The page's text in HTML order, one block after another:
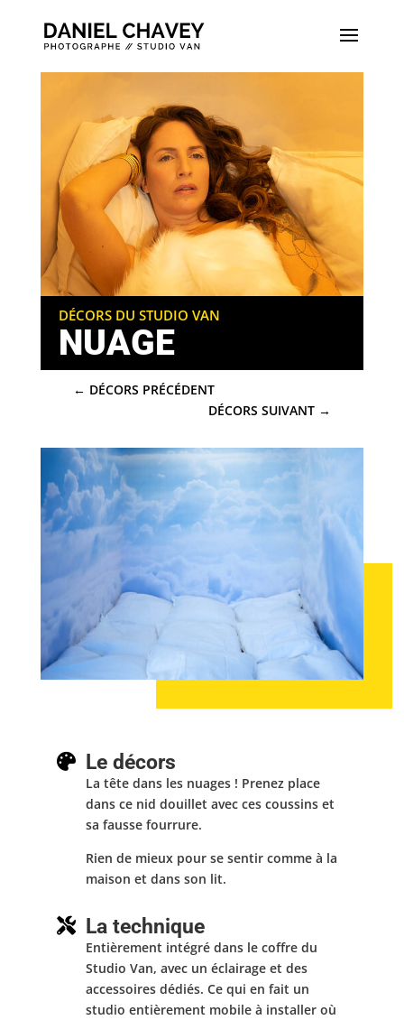
DÉCORS DU STUDIO VAN
NUAGE
← DÉCORS PRÉCÉDENT
DÉCORS SUIVANT →
 Le décors
La tête dans les nuages ! Prenez place
dans ce nid douillet avec ces coussins et
sa fausse fourrure.
Rien de mieux pour se sentir comme à la
maison et dans son lit.
 La technique
Entièrement intégré dans le coffre du
Studio Van, avec un éclairage et des
accessoires dédiés. Ce qui en fait un
studio entièrement mobile à installer où